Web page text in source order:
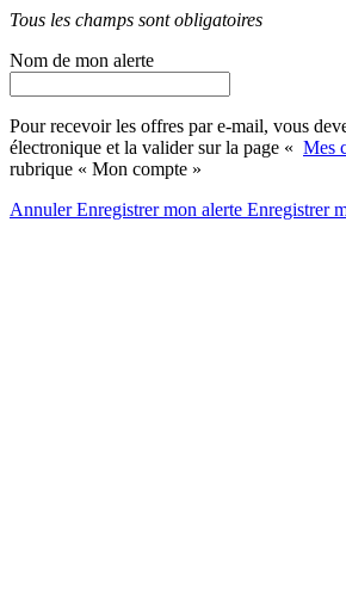
Tous les champs sont obligatoires
Nom de mon alerte
Pour recevoir les offres par e-mail, vous
électronique et la valider sur la page « Mes
rubrique « Mon compte »
AnnulerEnregistrer mon alerte Enregistrer